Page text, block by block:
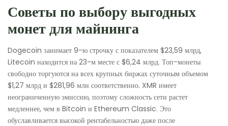
Советы по выбору выгодных
монет для майнинга
Dogecoin занимает 9-ю строчку с показателем $23,59 млрд,
Litecoin находится на 23-м месте с $6,24 млрд. Топ-монеты
свободно торгуются на всех крупных биржах суточным объемом
$1,27 млрд и $281,96 млн соответственно. XMR имеет
неограниченную эмиссию, поэтому сложность сети растет
медленнее, чем в Bitcoin и Ethereum Classic. Это
обуславливается высокой рентабельностью даже после